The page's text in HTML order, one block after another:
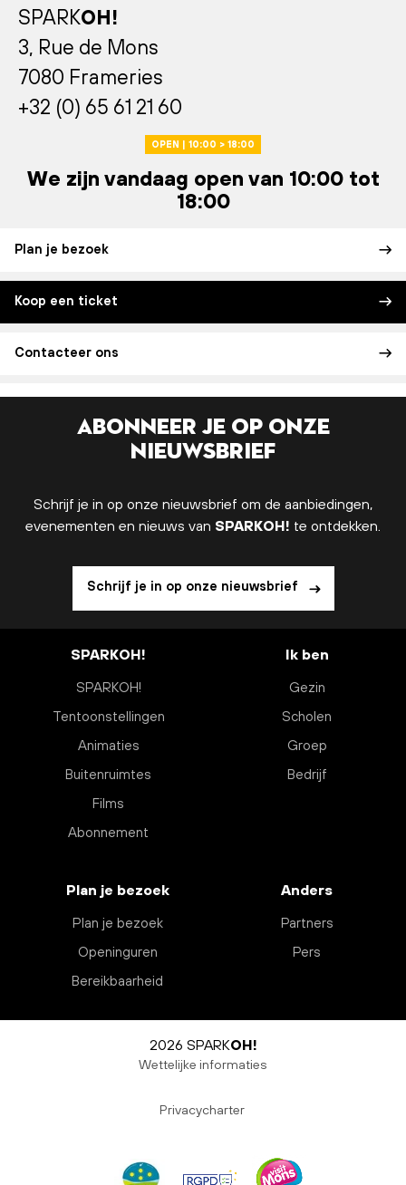
SPARKOH!
3, Rue de Mons
7080 Frameries
+32 (0) 65 61 21 60
OPEN | 10:00 > 18:00
We zijn vandaag open van 10:00 tot
18:00
Plan je bezoek
Koop een ticket
Contacteer ons
Abonneer je op onze
nieuwsbrief
Schrijf je in op onze nieuwsbrief om de aanbiedingen,
evenementen en nieuws van SPARKOH! te ontdekken.
Schrijf je in op onze nieuwsbrief
SPARKOH!
SPARKOH!
Tentoonstellingen
Animaties
Buitenruimtes
Films
Abonnement
Ik ben
Gezin
Scholen
Groep
Bedrijf
Plan je bezoek
Plan je bezoek
Openinguren
Bereikbaarheid
Anders
Partners
Pers
2026 SPARKOH!
Wettelijke informaties
Privacycharter